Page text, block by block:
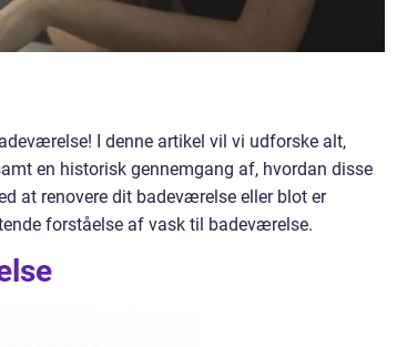
I denne artikel vil vi udforske alt,
en historisk gennemgang af, hvordan disse
at renovere dit badeværelse eller blot er
forståelse af vask til badeværelse.